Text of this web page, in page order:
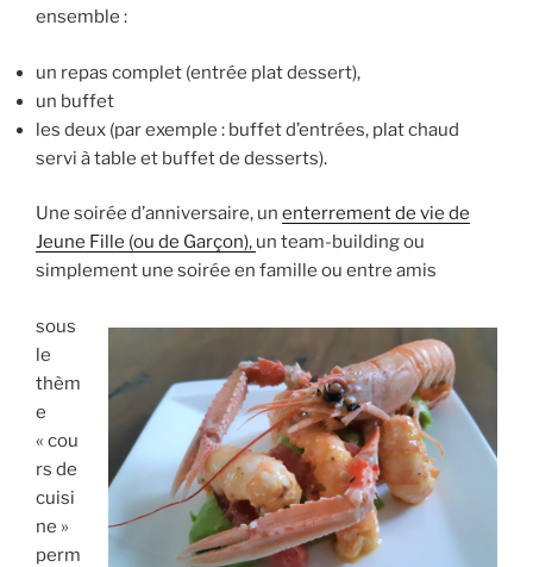
ensemble :
un repas complet (entrée plat dessert),
un buffet
les deux (par exemple : buffet d’entrées, plat chaud
servi à table et buffet de desserts).
Une soirée d’anniversaire, un enterrement de vie de
Jeune Fille (ou de Garçon), un team-building ou
simplement une soirée en famille ou entre amis
sous
le
thèm
e
« cou
rs de
cuisi
ne »
perm